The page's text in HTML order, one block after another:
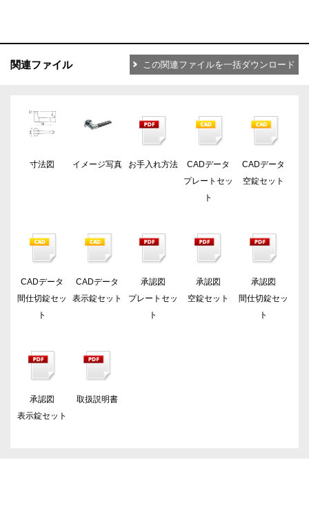
関連ファイル この関連ファイルを一括ダウンロード
寸法図 イメージ写真 お手入れ方法
CADデータ
プレートセッ
ト
CADデータ
空錠セット
CADデータ
間仕切錠セッ
ト
CADデータ
表示錠セット
承認図
プレートセッ
ト
承認図
空錠セット
承認図
間仕切錠セッ
ト
承認図
表示錠セット
取扱説明書